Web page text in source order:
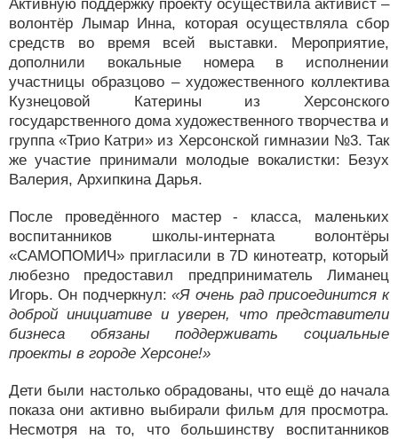
Активную поддержку проекту осуществила активист –
волонтёр Лымар Инна, которая осуществляла сбор
средств во время всей выставки. Мероприятие,
дополнили вокальные номера в исполнении
участницы образцово – художественного коллектива
Кузнецовой Катерины из Херсонского
государственного дома художественного творчества и
группа «Трио Катри» из Херсонской гимназии №3. Так
же участие принимали молодые вокалистки: Безух
Валерия, Архипкина Дарья.
После проведённого мастер - класса, маленьких
воспитанников школы-интерната волонтёры
«САМОПОМИЧ» пригласили в 7D кинотеатр, который
любезно предоставил предприниматель Лиманец
Игорь. Он подчеркнул: «Я очень рад присоединится к
доброй инициативе и уверен, что представители
бизнеса обязаны поддерживать социальные
проекты в городе Херсоне!»
Дети были настолько обрадованы, что ещё до начала
показа они активно выбирали фильм для просмотра.
Несмотря на то, что большинству воспитанников